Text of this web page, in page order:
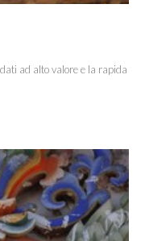
ad alto valore e la rapida